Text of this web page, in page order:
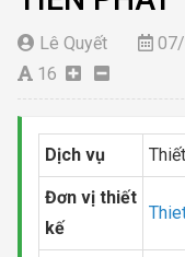
Lê Quyết
16
Dịch vụ
Đơn vị thiết
kế